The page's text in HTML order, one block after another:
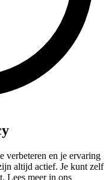
verbeteren en je ervaring
altijd actief. Je kunt zelf
Lees meer in ons